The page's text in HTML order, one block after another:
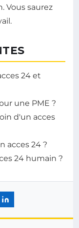
Vous saurez
24 et
une PME ?
d'un acces
acces 24 ?
24 humain ?